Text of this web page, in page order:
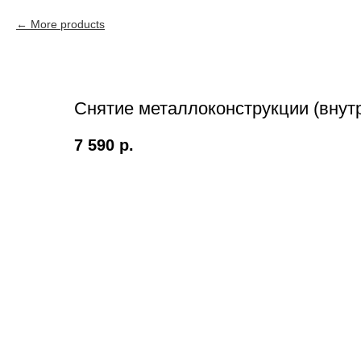
More products
Снятие металлоконструкции
7 590 р.